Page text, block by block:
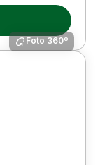
Foto 360º